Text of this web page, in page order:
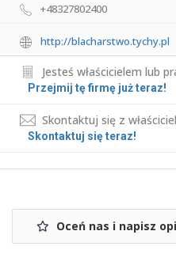
+48327802400
http://blacharstwo.tychy.pl
Jesteś właścicielem lub
Przejmij tę firmę już teraz!
Skontaktuj się z
Skontaktuj się teraz!
Oceń nas i napisz